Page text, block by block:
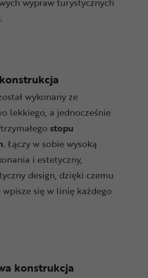
wypraw turystycznych
wykonany ze
lekkiego, a jednocześnie
stopu
. Łączy w sobie wysoką
i estetyczny,
design, dzięki czemu
się w linię każdego
konstrukcja